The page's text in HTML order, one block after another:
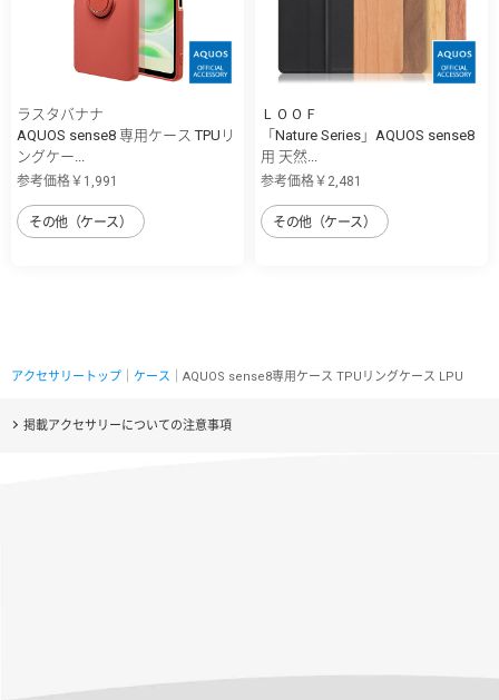
ラスタバナナ
AQUOS sense8 専用ケース TPUリ
ングケー...
参考価格￥1,991
その他（ケース）
ＬＯＯＦ
「Nature Series」AQUOS sense8
用 天然...
参考価格￥2,481
その他（ケース）
アクセサリートップ ケース ｜AQUOS sense8専用ケース TPUリングケース LPU
掲載アクセサリーについての注意事項